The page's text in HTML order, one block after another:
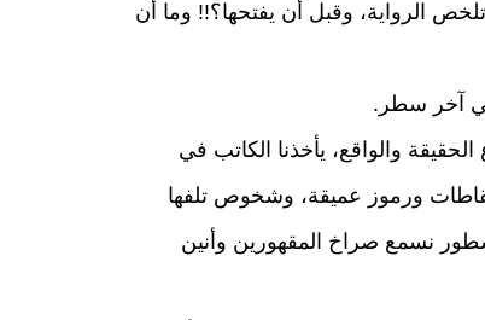
الرواية، وقبل أن يفتحها؟!! وما أن
آخر سطر.
والواقع، يأخذنا الكاتب في
ورموز عميقة، وشخوص تلفها
نسمع صراخ المقهورين وأنين